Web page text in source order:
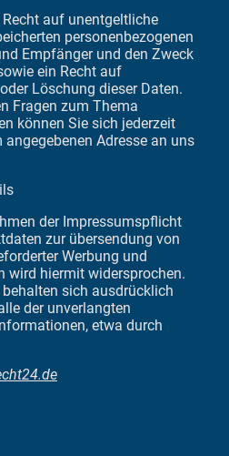
auf unentgeltliche
personenbezogenen
Empfänger und den Zweck
ein Recht auf
Löschung dieser Daten.
Fragen zum Thema
können Sie sich jederzeit
Adresse an uns
der Impressumspflicht
zur übersendung von
Werbung und
wird hiermit widersprochen.
behalten sich ausdrücklich
der unverlangten
etwa durch